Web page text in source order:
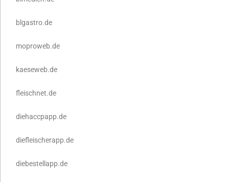
blgastro.de
moproweb.de
kaeseweb.de
fleischnet.de
diehaccpapp.de
diefleischerapp.de
diebestellapp.de